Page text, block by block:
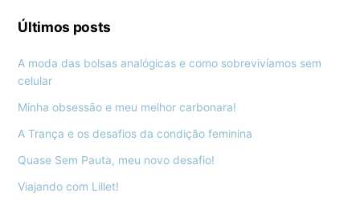
Últimos posts
A moda das bolsas analógicas e como sobrevivíamos sem
celular
Minha obsessão e meu melhor carbonara!
A Trança e os desafios da condição feminina
Quase Sem Pauta, meu novo desafio!
Viajando com Lillet!